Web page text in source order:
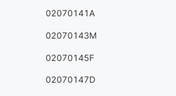
02070141A
02070143M
02070145F
02070147D